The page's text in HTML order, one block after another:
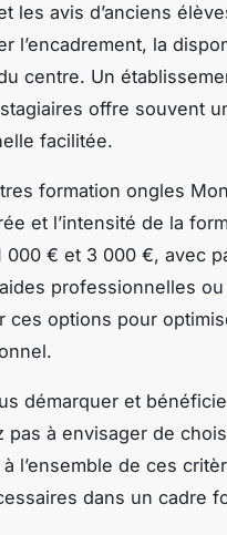
les avis d’anciens
l’encadrement, la
centre. Un
offre souvent
facilitée.
formation ongles
et l’intensité de la
000 € et 3 000 €, avec
professionnelles
ces options pour
démarquer et
pas à envisager de
l’ensemble de ces
dans un cadre